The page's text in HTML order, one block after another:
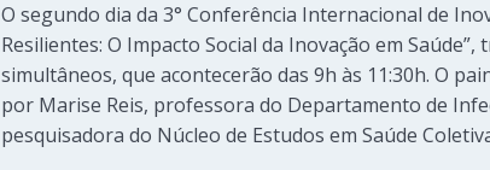
O segundo dia da 3° Conferência Internacional de
Resilientes: O Impacto Social da Inovação em
simultâneos, que acontecerão das 9h às 11:30h. O
por Marise Reis, professora do Departamento de
pesquisadora do Núcleo de Estudos em Saúde